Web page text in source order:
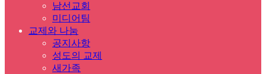
남선교회
미디어팀
교제와 나눔
공지사항
성도의 교제
새가족